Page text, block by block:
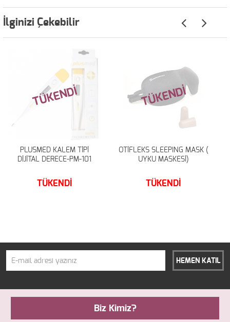
İlginizi Çekebilir
TÜKENDİ
PLUSMED KALEM TİPİ
DİJİTAL DERECE-PM-101
TÜKENDİ
TÜKENDİ
OTİFLEKS SLEEPING MASK (
UYKU MASKESİ)
TÜKENDİ
HEMEN KATIL
Biz Kimiz?